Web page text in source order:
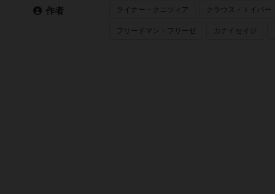
作者 ライナー・クニツィア クラウス・トイバー
フリードマン・フリーゼ カナイセイジ